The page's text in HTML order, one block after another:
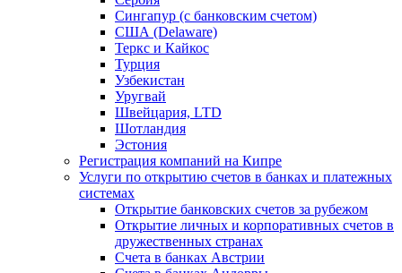
Сингапур (c банковским счетом)
США (Delaware)
Теркс и Кайкос
Турция
Узбекистан
Уругвай
Швейцария, LTD
Шотландия
Эстония
Регистрация компаний на Кипре
Услуги по открытию счетов в банках и платежных
системах
Открытие банковских счетов за рубежом
Открытие личных и корпоративных счетов в
дружественных странах
Счета в банках Австрии